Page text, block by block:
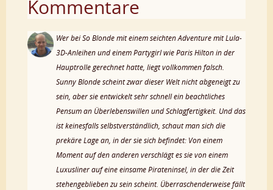
Kommentare
Wer bei So Blonde mit einem seichten Adventure mit Lula-
3D-Anleihen und einem Partygirl wie Paris Hilton in der
Hauptrolle gerechnet hatte, liegt vollkommen falsch.
Sunny Blonde scheint zwar dieser Welt nicht abgeneigt zu
sein, aber sie entwickelt sehr schnell ein beachtliches
Pensum an Überlebenswillen und Schlagfertigkeit. Und das
ist keinesfalls selbstverständlich, schaut man sich die
prekäre Lage an, in der sie sich befindet: Von einem
Moment auf den anderen verschlägt es sie von einem
Luxusliner auf eine einsame Pirateninsel, in der die Zeit
stehengeblieben zu sein scheint. Überraschenderweise fällt